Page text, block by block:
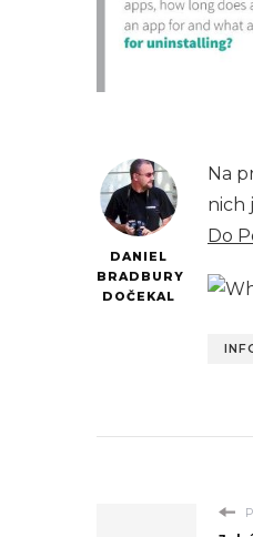
DANIEL
BRADBURY
DOČEKAL
Na
nich
Do